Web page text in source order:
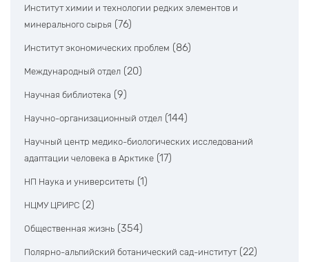
Институт химии и технологии редких элементов и
минерального сырья (76)
Институт экономических проблем (86)
Международный отдел (20)
Научная библиотека (9)
Научно-организационный отдел (144)
Научный центр медико-биологических исследований
адаптации человека в Арктике (17)
НП Наука и университеты (1)
НЦМУ ЦРИРС (2)
Общественная жизнь (354)
Полярно-альпийский ботанический сад-институт (22)